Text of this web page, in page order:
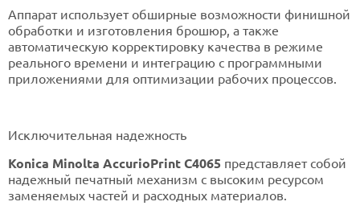
Аппарат использует обширные возможности финишной
обработки и изготовления брошюр, а также
автоматическую корректировку качества в режиме
реального времени и интеграцию с программными
приложениями для оптимизации рабочих процессов.
Исключительная надежность
Konica Minolta AccurioPrint C4065 представляет собой
надежный печатный механизм с высоким ресурсом
заменяемых частей и расходных материалов.